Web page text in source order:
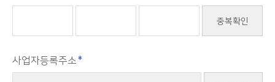
중복확인
사업자등록주소